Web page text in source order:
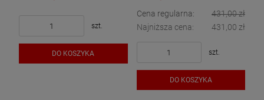
szt.
DO KOSZYKA
Cena regularna:
431,00 zł
Najniższa cena:
431,00 zł
szt.
DO KOSZYKA